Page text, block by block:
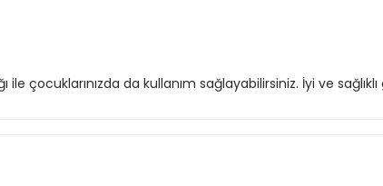
çocuklarınızda da kullanım sağlayabilirsiniz. İyi ve